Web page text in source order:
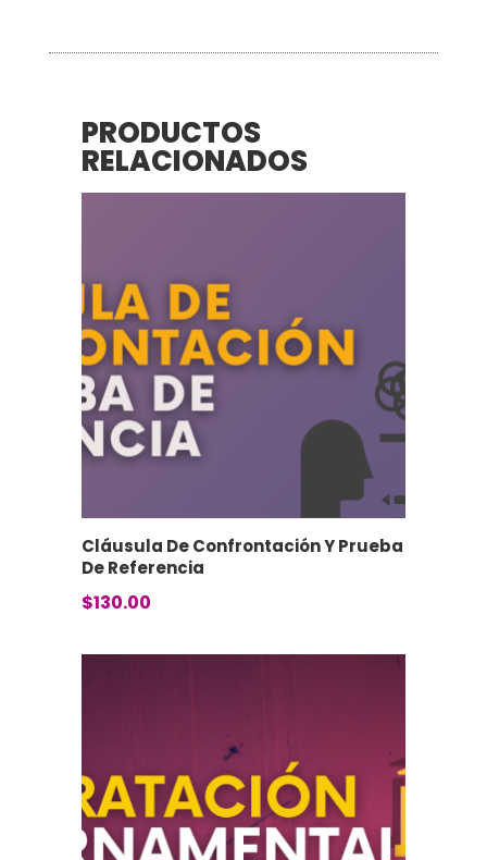
PRODUCTOS
RELACIONADOS
Cláusula De Confrontación Y Prueba
De Referencia
$130.00